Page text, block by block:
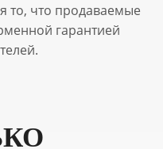
то, что продаваемые
гарантией